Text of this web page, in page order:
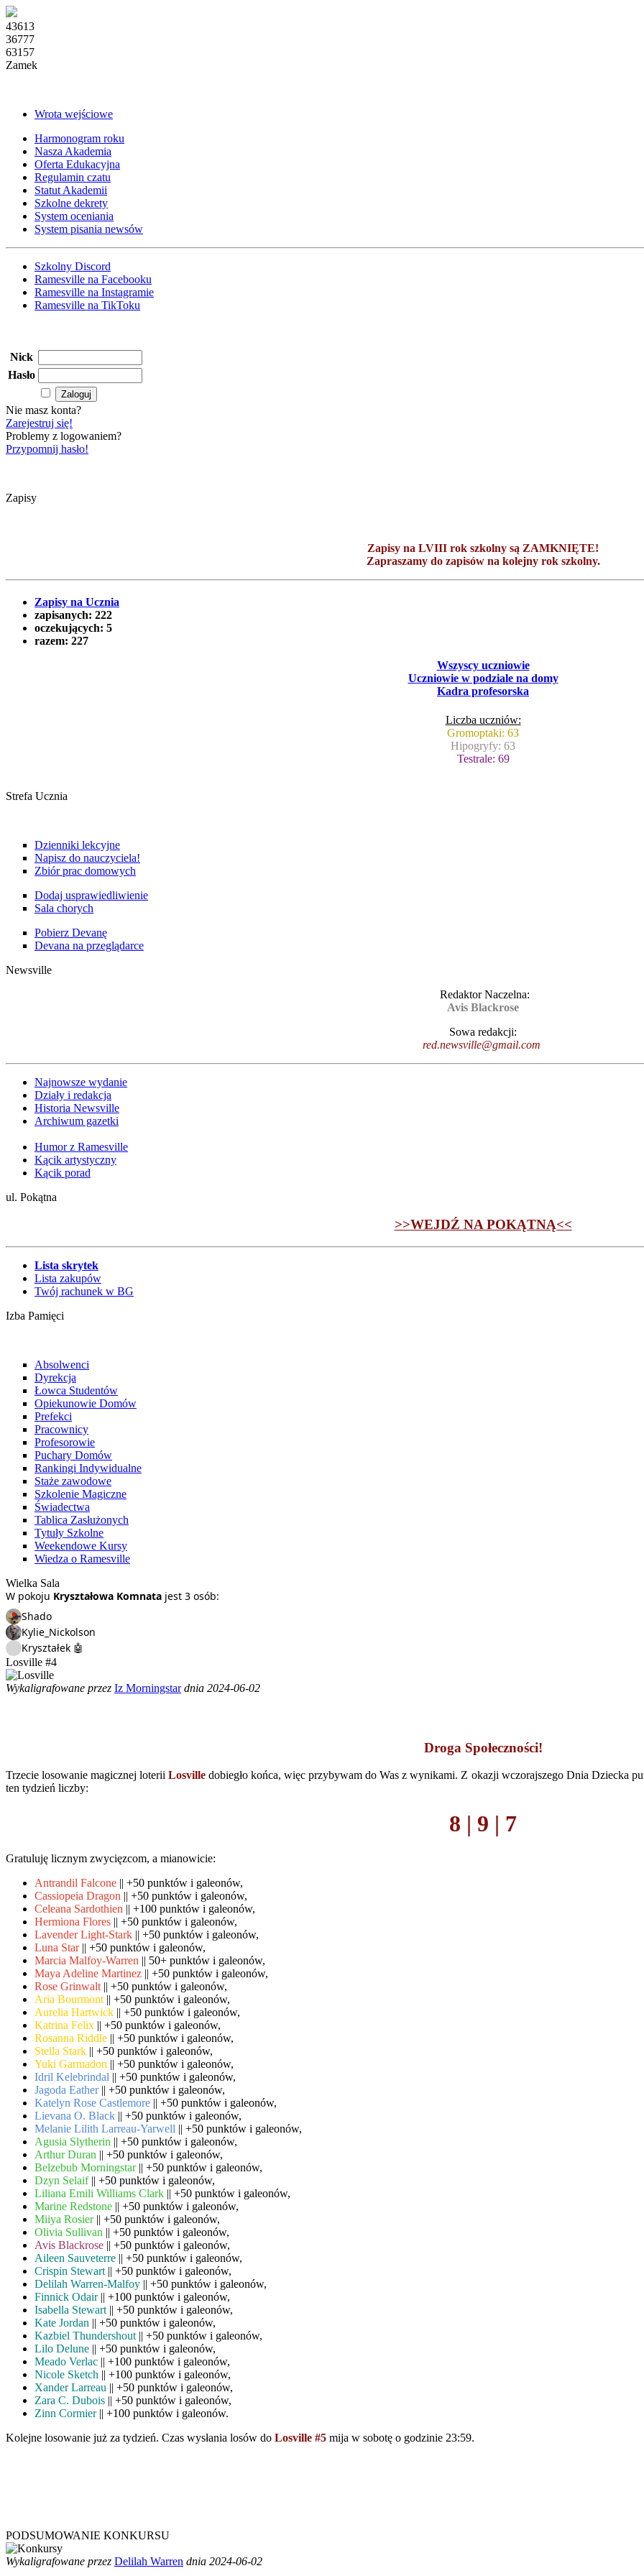
43613
36777
63157
Zamek
Wrota wejściowe
Harmonogram roku
Nasza Akademia
Oferta Edukacyjna
Regulamin czatu
Statut Akademii
Szkolne dekrety
System oceniania
System pisania newsów
Szkolny Discord
Ramesville na Facebooku
Ramesville na Instagramie
Ramesville na TikToku
Nick
Hasło
Nie masz konta?
Zarejestruj się!
Problemy z logowaniem?
Przypomnij hasło!
Zapisy
Zapisy na LVIII rok szkolny są ZAMKNIĘTE!
Zapraszamy do zapisów na kolejny rok szkolny.
Zapisy na Ucznia
zapisanych: 222
oczekujących: 5
razem: 227
Wszyscy uczniowie
Uczniowie w podziale na domy
Kadra profesorska
Liczba uczniów:
Gromoptaki: 63
Hipogryfy: 63
Testrale: 69
Strefa Ucznia
Dzienniki lekcyjne
Napisz do nauczyciela!
Zbiór prac domowych
Dodaj usprawiedliwienie
Sala chorych
Pobierz Devanę
Devana na przeglądarce
Newsville
Redaktor Naczelna:
Avis Blackrose
Sowa redakcji:
red.newsville@gmail.com
Najnowsze wydanie
Działy i redakcja
Historia Newsville
Archiwum gazetki
Humor z Ramesville
Kącik artystyczny
Kącik porad
ul. Pokątna
>>WEJDŹ NA POKĄTNĄ<<
Lista skrytek
Lista zakupów
Twój rachunek w BG
Izba Pamięci
Absolwenci
Dyrekcja
Łowca Studentów
Opiekunowie Domów
Prefekci
Pracownicy
Profesorowie
Puchary Domów
Rankingi Indywidualne
Staże zawodowe
Szkolenie Magiczne
Świadectwa
Tablica Zasłużonych
Tytuły Szkolne
Weekendowe Kursy
Wiedza o Ramesville
Wielka Sala
W pokoju Kryształowa Komnata jest 3 osób:
Shado
Kylie_Nickolson
Kryształek 🤖
Losville #4
Wykaligrafowane przez Iz Morningstardnia 2024-06-02
Droga Społeczności!
Trzecie losowanie magicznej loteriiLosville dobiegło końca, więc przybywam do Was z wynikami. Z okazji wczorajszego Dnia Dziecka
ten tydzień liczby:
8 | 9 | 7
Gratuluję licznym zwycięzcom, a mianowicie:
Antrandil Falcone || +50 punktów i galeonów,
Cassiopeia Dragon || +50 punktów i galeonów,
Celeana Sardothien || +100 punktów i galeonów,
Hermiona Flores || +50 punktów i galeonów,
Lavender Light-Stark || +50 punktów i galeonów,
Luna Star || +50 punktów i galeonów,
Marcia Malfoy-Warren || 50+ punktów i galeonów,
Maya Adeline Martinez || +50 punktów i galeonów,
Rose Grinwalt || +50 punktów i galeonów,
Aria Bourmont || +50 punktów i galeonów,
Aurelia Hartwick || +50 punktów i galeonów,
Katrina Felix || +50 punktów i galeonów,
Rosanna Riddle || +50 punktów i galeonów,
Stella Stark || +50 punktów i galeonów,
Yuki Garmadon || +50 punktów i galeonów,
Idril Kelebrindal || +50 punktów i galeonów,
Jagoda Eather || +50 punktów i galeonów,
Katelyn Rose Castlemore || +50 punktów i galeonów,
Lievana O. Black || +50 punktów i galeonów,
Melanie Lilith Larreau-Yarwell || +50 punktów i galeonów,
Agusia Slytherin || +50 punktów i galeonów,
Arthur Duran || +50 punktów i galeonów,
Belzebub Morningstar || +50 punktów i galeonów,
Dzyn Selaif || +50 punktów i galeonów,
Liliana Emili Williams Clark || +50 punktów i galeonów,
Marine Redstone || +50 punktów i galeonów,
Miiya Rosier || +50 punktów i galeonów,
Olivia Sullivan || +50 punktów i galeonów,
Avis Blackrose || +50 punktów i galeonów,
Aileen Sauveterre || +50 punktów i galeonów,
Crispin Stewart || +50 punktów i galeonów,
Delilah Warren-Malfoy || +50 punktów i galeonów,
Finnick Odair || +100 punktów i galeonów,
Isabella Stewart || +50 punktów i galeonów,
Kate Jordan || +50 punktów i galeonów,
Kazbiel Thundershout || +50 punktów i galeonów,
Lilo Delune || +50 punktów i galeonów,
Meado Verlac || +100 punktów i galeonów,
Nicole Sketch || +100 punktów i galeonów,
Xander Larreau || +50 punktów i galeonów,
Zara C. Dubois || +50 punktów i galeonów,
Zinn Cormier || +100 punktów i galeonów.
Kolejne losowanie już za tydzień. Czas wysłania losów do Losville #5 mija w sobotę o godzinie 23:59.
PODSUMOWANIE KONKURSU
Wykaligrafowane przez Delilah Warren dnia 2024-06-02